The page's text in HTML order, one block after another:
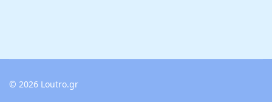
© 2026 Loutro.gr